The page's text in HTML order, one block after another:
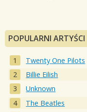
POPULARNI ARTYŚCI
Twenty One Pilots
Billie Eilish
Unknown
The Beatles